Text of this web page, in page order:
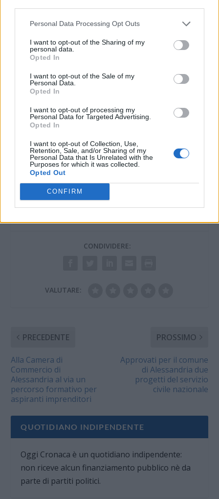
Personal Data Processing Opt Outs
I want to opt-out of the Sharing of my
personal data.
Opted In
I want to opt-out of the Sale of my
Personal Data.
Opted In
I want to opt-out of processing my
Personal Data for Targeted Advertising.
Opted In
I want to opt-out of Collection, Use,
Retention, Sale, and/or Sharing of my
Personal Data that Is Unrelated with the
Purposes for which it was collected.
Opted Out
CONFIRM
all’oleodotto
In "Tortonese"
17 Giugno 2016
Nuovo furto
all’oleodotto di
Tortona e nuovo
idrocarburi
24 Settembre 2015
In "Tortona"
CONDIVIDERE:
VALUTARE:
PRECEDENTE
Alla Camera di
Commercio di
Alessandria al via un
percorso formativo per
aspiranti imprenditori
PROSSIMO
Approvati per il comune
di Alessandria due
progetti del servizio
civile nazionale
QUOTIDIANO INDIPENDENTE
Oggi Cronaca è un quotidiano indipendente:
non riceve alcun finanziamento pubblico nè da
parte di partiti politici.